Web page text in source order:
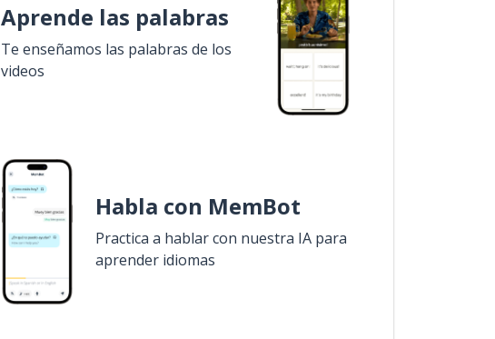
Aprende las palabras
Te enseñamos las palabras de los
videos
Habla con MemBot
Practica a hablar con nuestra IA para
aprender idiomas